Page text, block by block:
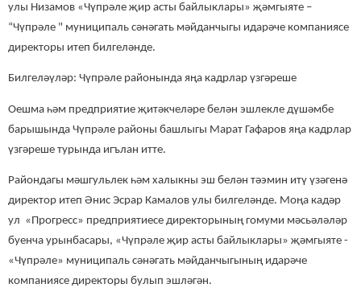
улы Низамов «Чүпрәле җир асты байлыклары» җәмгыяте –
“Чүпрәле " муниципаль сәнәгать мәйданчыгы идарәче компаниясе
директоры итеп билгеләнде.
Билгеләүләр: Чүпрәле районында яңа кадрлар үзгәреше
Оешма һәм предприятие җитәкчеләре белән эшлекле дүшәмбе
барышында Чүпрәле районы башлыгы Марат Гафаров яңа кадрлар
үзгәреше турында игълан итте.
Райондагы мәшгульлек һәм халыкны эш белән тәэмин итү үзәгенә
директор итеп Әнис Эсрар Камалов улы билгеләнде. Моңа кадәр
ул «Прогресс» предприятиесе директорының гомуми мәсьәләләр
буенча урынбасары, «Чүпрәле җир асты байлыклары» җәмгыяте -
«Чүпрәле» муниципаль сәнәгать мәйданчыгының идарәче
компаниясе директоры булып эшләгән.